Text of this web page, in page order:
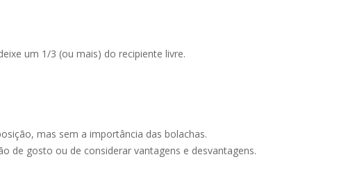
um 1/3 (ou mais) do recipiente livre.
mas sem a importância das bolachas.
de gosto ou de considerar vantagens e desvantagens.